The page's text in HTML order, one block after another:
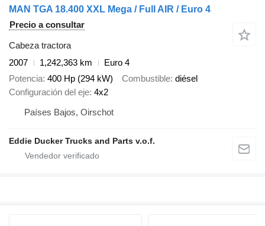
MAN TGA 18.400 XXL Mega / Full AIR / Euro 4
Precio a consultar
Cabeza tractora
2007
1,242,363 km
Euro 4
Potencia 400 Hp (294 kW) Combustible diésel
Configuración del eje 4x2
Países Bajos, Oirschot
Eddie Ducker Trucks and Parts v.o.f.